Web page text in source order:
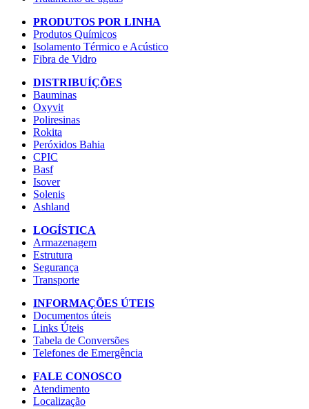
PRODUTOS POR LINHA
Produtos Químicos
Isolamento Térmico e Acústico
Fibra de Vidro
DISTRIBUÍÇÕES
Bauminas
Oxyvit
Poliresinas
Rokita
Peróxidos Bahia
CPIC
Basf
Isover
Solenis
Ashland
LOGÍSTICA
Armazenagem
Estrutura
Segurança
Transporte
INFORMAÇÕES ÚTEIS
Documentos úteis
Links Úteis
Tabela de Conversões
Telefones de Emergência
FALE CONOSCO
Atendimento
Localização